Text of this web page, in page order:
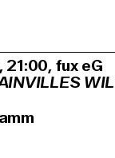
21:00, fux eG